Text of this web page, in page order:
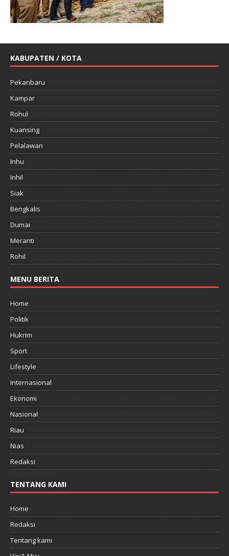
KABUPATEN / KOTA
Pekanbaru
Kampar
Rohul
Kuansing
Pelalawan
Inhu
Inhil
Siak
Bengkalis
Dumai
Meranti
Rohil
MENU BERITA
Home
Politik
Hukrim
Sport
Lifestyle
Internasional
Ekonomi
Nasional
Riau
Nias
Redaksi
TENTANG KAMI
Home
Redaksi
Tentang kami